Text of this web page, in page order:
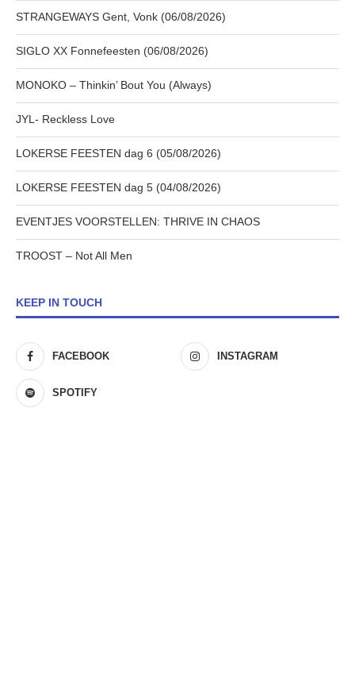
STRANGEWAYS Gent, Vonk (06/08/2026)
SIGLO XX Fonnefeesten (06/08/2026)
MONOKO – Thinkin’ Bout You (Always)
JYL- Reckless Love
LOKERSE FEESTEN dag 6 (05/08/2026)
LOKERSE FEESTEN dag 5 (04/08/2026)
EVENTJES VOORSTELLEN: THRIVE IN CHAOS
TROOST – Not All Men
KEEP IN TOUCH
FACEBOOK INSTAGRAM
SPOTIFY